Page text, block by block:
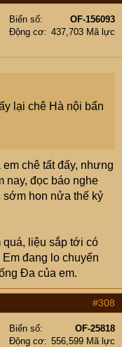
Biển số
OF-156093
Động cơ
437,703 Mã lực
lại chê Hà nội bẩn
chê tất đấy, nhưng
nay, đọc báo nghe
hon nửa thế kỷ
quá, liệu sắp tới có
đang lo chuyển
Đa của em.
#308
Biển số
OF-25818
Động cơ
556,599 Mã lực